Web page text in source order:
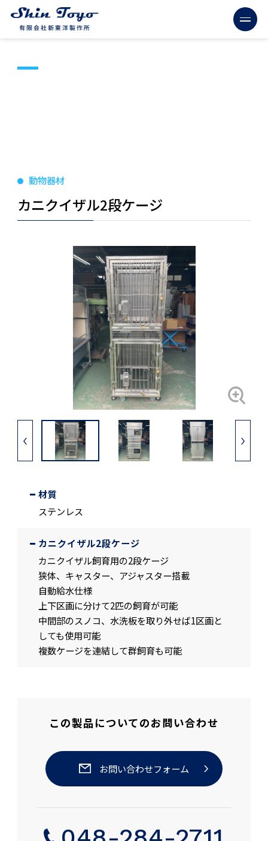
動物器材
カニクイザル2段ケージ
材質
ステンレス
カニクイザル2段ケージ
カニクイザル飼育用の2段ケージ
狭体、キャスター、アジャスター搭載
自動給水仕様
上下区画に分けて2匹の飼育が可能
中間部のスノコ、水洗板を取り外せば1区画と
しても使用可能
複数ケージを連結して群飼育も可能
この製品についてのお問い合わせ
お問い合わせフォーム